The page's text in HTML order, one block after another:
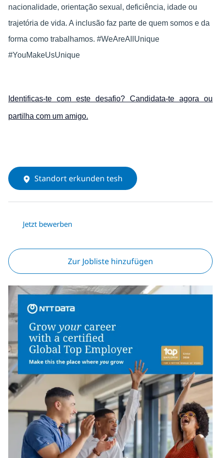
nacionalidade, orientação sexual, deficiência, idade ou
trajetória de vida. A inclusão faz parte de quem somos e da
forma como trabalhamos. #WeAreAllUnique
#YouMakeUsUnique
Identificas-te com este desafio? Candidata-te agora ou
partilha com um amigo.
Standort erkunden tesh
Jetzt bewerben
Zur Jobliste hinzufügen